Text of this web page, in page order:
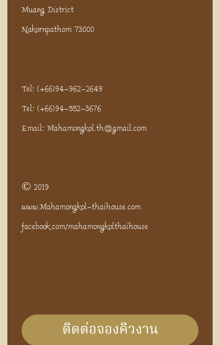
Muang District
Nakornpathom 73000
Tel: (+66)94-962-2649
Tel: (+66)94-552-3676
Email: Mahamongkol.th@gmail.com
© 2019
www.Mahamongkol-thaihouse.com
facebook.com/mahamongkolthaihouse
ติดต่อจองคิวงาน